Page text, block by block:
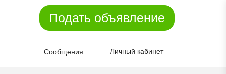
Подать объявление
Сообщения Личный кабинет